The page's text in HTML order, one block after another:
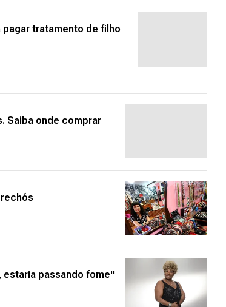
pagar tratamento de filho
Saiba onde comprar
estaria passando fome"